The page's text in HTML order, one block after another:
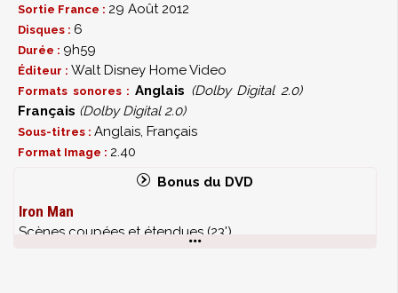
continue de s’étendre
- Laisser un héritage - Du tournage au montage,
de la bande son aux effets spéciaux, les défis de la
suite
* 6 Documentaires (HD) :
- Création de l’Expo Stark - Comment les
plateaux et les effets créés par ordinateur se
combinent en un nouveau décor gigantesque
- Le Réel et le Digital - Comment les accessoires
notre super-héros à l’écran
- Dessins Originaux : Nick Fury - Un voyage
Sortie France : 29 Août 2012
Disques : 6
Durée : 9h59
Éditeur : Walt Disney Home Video
Formats sonores : Anglais (Dolby Digital 2.0)
Français (Dolby Digital 2.0)
Sous-titres : Anglais, Français
Format Image : 2.40
Bonus du DVD
Iron Man
Scènes coupées et étendues (23')